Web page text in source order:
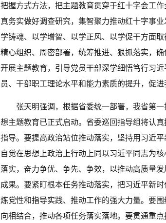
把握方式方法，把主题教育贯穿于红十字会工
真务实做好调查研究，集智聚力推动红十字事
学铸魂、以学增智、以学正风、以学促干方面
精心组织、周密部署，统筹推进、狠抓落实，
开展主题教育，引导党员干部深学细悟笃行习
员、干部职工理论水平和能力素质的提升，促进
张天明强调，根据省委统一部署，我省第
想主题教育已正式启动。省委巡回指导组将认
指导。要提高政治站位推动落实，坚持用习近
自觉在思想上政治上行动上同以习近平同志为
落实，奋力争优、争先、争效，以推动高质量
成果。要紧盯根本任务推动落实，把习近平新
炼党性和指导实践、推动工作的强大力量。要
向相结合，推动各项任务落实落地。要贯通重